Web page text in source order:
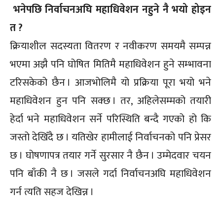
भनेपछि निर्वाचनअघि महाधिवेशन नहुने नै भयो होइन
त ?
क्रियाशील सदस्यता वितरण र नवीकरण समयमै सम्पन्न
भएमा अझै पनि घोषित मितिमै महाधिवेशन हुने सम्भावना
टरिसकेको छैन । आजभोलिमै यो प्रक्रिया पूरा भयो भने
महाधिवेशन हुन पनि सक्छ । तर, अहिलेसम्मको तयारी
हेर्दा भने महाधिवेशन सर्ने परिस्थिति बन्दै गएको हो कि
जस्तो देखिँदै छ । यतिखेर हामीलाई निर्वाचनको पनि प्रेसर
छ । घोषणापत्र तयार गर्ने सुरसार नै छैन । उम्मेदवार चयन
पनि बाँकी नै छ । जसले गर्दा निर्वाचनअघि महाधिवेशन
गर्न त्यति सहज देखिन्न ।